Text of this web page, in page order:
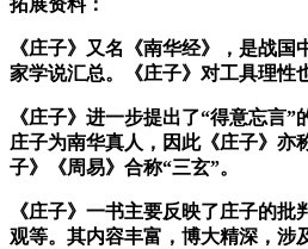
《庄子》又名《南华经》，是战
家学说汇总。《庄子》对工具理性
《庄子》进一步提出了“得意忘言
庄子为南华真人，因此《庄子》亦
子》《周易》合称“三玄”。
《庄子》一书主要反映了庄子的
观等。其内容丰富，博大精深，涉